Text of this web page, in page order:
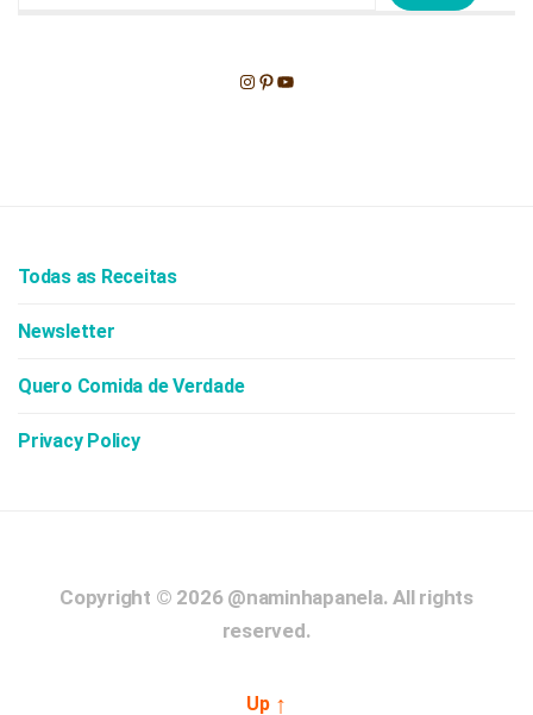
Instagram
Pinterest
Youtube
Todas as Receitas
Newsletter
Quero Comida de Verdade
Privacy Policy
Copyright © 2026 @naminhapanela.All rights
reserved.
Up ↑